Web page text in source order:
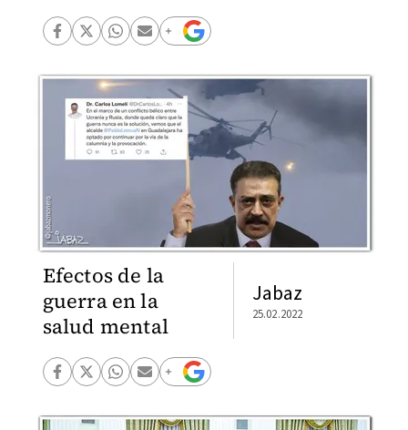
Efectos de la
guerra en la
salud mental
Jabaz
25.02.2022